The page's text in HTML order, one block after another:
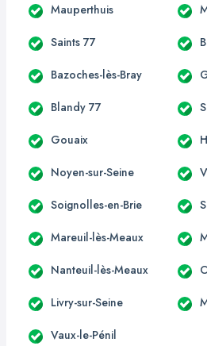
Mauperthuis
Saints 77
Bazoches-lès-Bray
Blandy 77
Gouaix
Noyen-sur-Seine
Soignolles-en-Brie
Mareuil-lès-Meaux
Nanteuil-lès-Meaux
Livry-sur-Seine
Vaux-le-Pénil